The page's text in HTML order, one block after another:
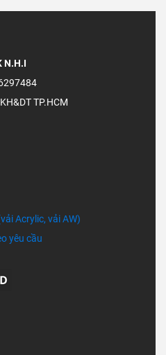
N.H.I
TP.HCM
Acrylic, vải AW)
yêu cầu